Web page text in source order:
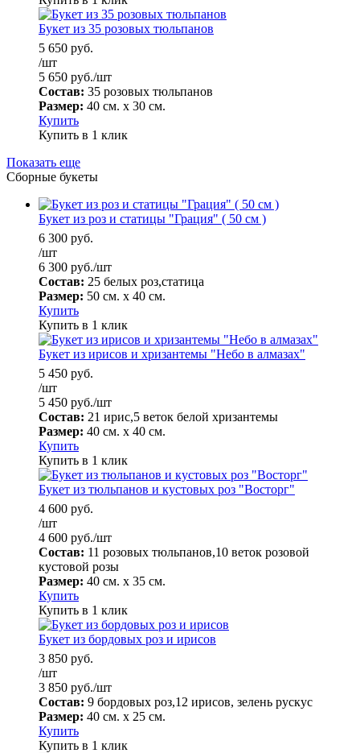
Букет из 35 розовых тюльпанов
5 650 руб.
/шт
5 650 руб./шт
Состав: 35 розовых тюльпанов
Размер: 40 см. х 30 см.
Купить
Купить в 1 клик
Показать еще
Сборные букеты
Букет из роз и статицы "Грация" ( 50 см )
6 300 руб.
/шт
6 300 руб./шт
Состав: 25 белых роз,статица
Размер: 50 см. х 40 см.
Купить
Купить в 1 клик
Букет из ирисов и хризантемы "Небо в алмазах"
5 450 руб.
/шт
5 450 руб./шт
Состав: 21 ирис,5 веток белой хризантемы
Размер: 40 см. х 40 см.
Купить
Купить в 1 клик
Букет из тюльпанов и кустовых роз "Восторг"
4 600 руб.
/шт
4 600 руб./шт
Состав: 11 розовых тюльпанов,10 веток розовой
кустовой розы
Размер: 40 см. х 35 см.
Купить
Купить в 1 клик
Букет из бордовых роз и ирисов
3 850 руб.
/шт
3 850 руб./шт
Состав: 9 бордовых роз,12 ирисов, зелень рускус
Размер: 40 см. х 25 см.
Купить
Купить в 1 клик